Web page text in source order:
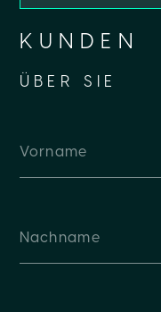
KUNDEN
ÜBER SIE